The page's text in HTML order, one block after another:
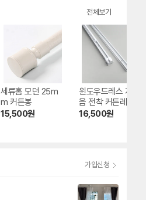
전체보기
세류홈 모던 25m
m 커튼봉
15,500원
윈도우드레스 저소
음 전착 커튼레일 1
0자
16,500원
가입신청